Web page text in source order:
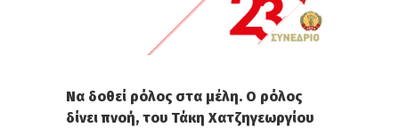
Να δοθεί ρόλος στα μέλη. Ο ρόλος
δίνει πνοή, του Τάκη Χατζηγεωργίου